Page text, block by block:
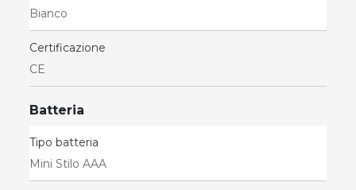
Bianco
Certificazione
CE
Batteria
Tipo batteria
Mini Stilo AAA